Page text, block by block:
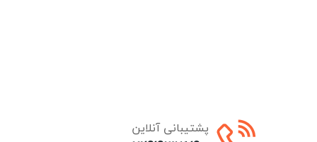
پشتیبانی آنلاین